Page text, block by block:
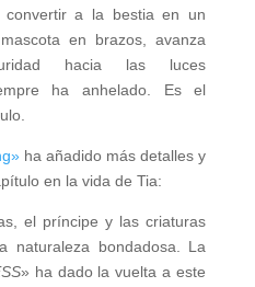
convertir a la bestia en un
en brazos, avanza
hacia las luces
ha anhelado. Es el
ha añadido más detalles y
en la vida de Tia:
el príncipe y las criaturas
naturaleza bondadosa. La
» ha dado la vuelta a este